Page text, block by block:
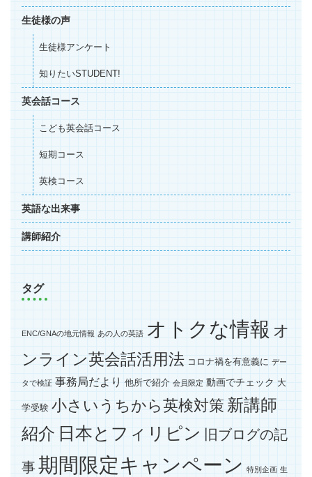
生徒様の声
生徒様アンケート
知りたいSTUDENT!
英会話コース
こども英会話コース
短期コース
英検コース
英語な出来事
講師紹介
タグ
ENC/GNAの地元情報 あの人の英語 オトクな情報 オ
ンライン英会話活用法 コロナ禍を有意義に デー
タで検証 事務局だより 他所で紹介 会員限定 動画でチェック 大
学受験 小さいうちから英検対策 新講師
紹介 日本とフィリピン 旧ブログの記
事期間限定キャンペーン 特別企画 生